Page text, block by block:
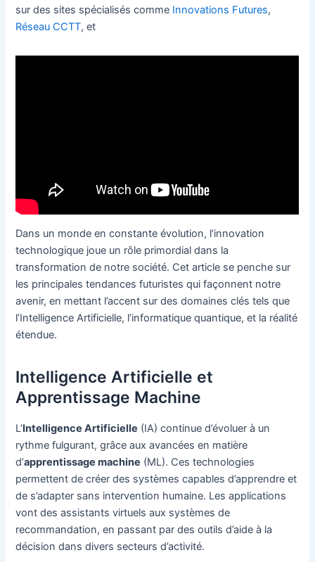
sur des sites spécialisés comme Innovations Futures,
Réseau CCTT, et
Dans un monde en constante évolution, l’innovation
technologique joue un rôle primordial dans la
transformation de notre société. Cet article se penche sur
les principales tendances futuristes qui façonnent notre
avenir, en mettant l’accent sur des domaines clés tels que
l’Intelligence Artificielle, l’informatique quantique, et la réalité
étendue.
Intelligence Artificielle et
Apprentissage Machine
L’Intelligence Artificielle (IA) continue d’évoluer à un
rythme fulgurant, grâce aux avancées en matière
d’apprentissage machine (ML). Ces technologies
permettent de créer des systèmes capables d’apprendre et
de s’adapter sans intervention humaine. Les applications
vont des assistants virtuels aux systèmes de
recommandation, en passant par des outils d’aide à la
décision dans divers secteurs d’activité.